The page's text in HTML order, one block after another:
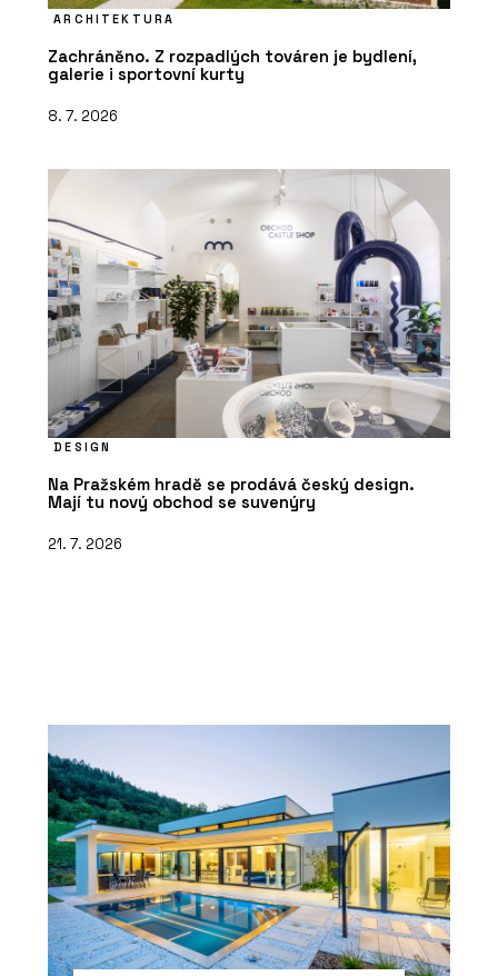
ARCHITEKTURA
Zachráněno. Z rozpadlých továren je bydlení,
galerie i sportovní kurty
8. 7. 2026
DESIGN
Na Pražském hradě se prodává český design.
Mají tu nový obchod se suvenýry
21. 7. 2026